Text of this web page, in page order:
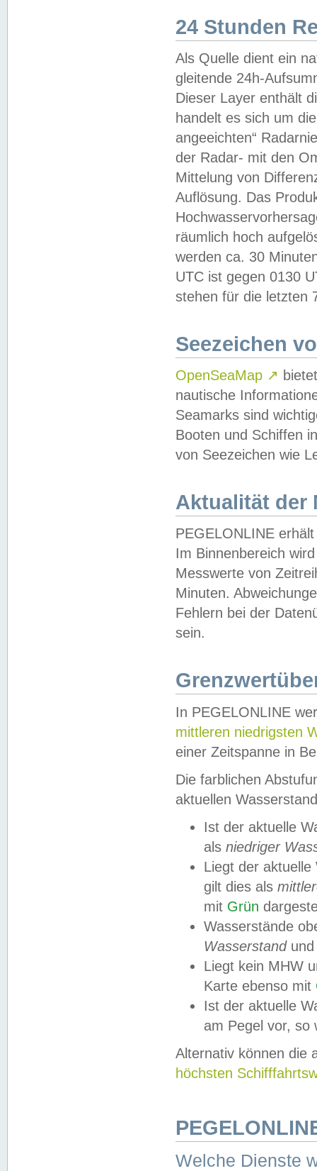
24 Stunden
Als Quelle dient ein
gleitende 24h-
Dieser Layer enthält
handelt es sich um
angeeichten“
der Radar- mit den
Mittelung von
Auflösung. Das
räumlich hoch
werden ca. 30
UTC ist gegen 0130
stehen für die letzten
Seezeichen
OpenSeaMap ↗
nautische
Seamarks sind
Booten und Schiffen
von Seezeichen wie
Aktualität der
PEGELONLINE
Im Binnenbereich
Messwerte von
Minuten.
Fehlern bei der
sein.
In PEGELONLINE
mittleren niedrigsten
einer Zeitspanne in
Die farblichen
aktuellen
Ist der aktuelle
als niedriger
Liegt der
gilt dies als
mit Grün
Wasserstände
Wasserstandund
Liegt kein MHW
Karte ebenso mit
Ist der aktuelle
am Pegel vor,
Alternativ können die
höchsten
Welche Dienste